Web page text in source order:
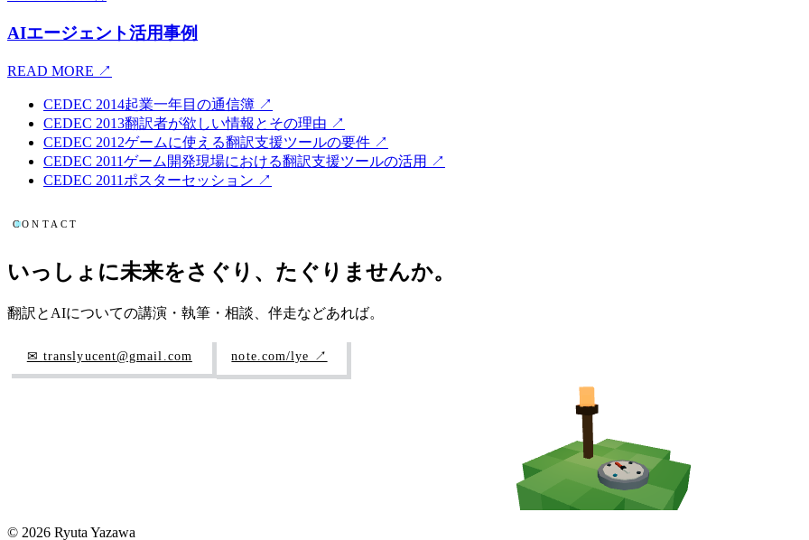
AIエージェント活用事例
READ MORE ↗
CEDEC 2014起業一年目の通信簿 ↗
CEDEC 2013翻訳者が欲しい情報とその理由 ↗
CEDEC 2012ゲームに使える翻訳支援ツールの要件 ↗
CEDEC 2011ゲーム開発現場における翻訳支援ツールの活用 ↗
CEDEC 2011 ポスターセッション ↗
CONTACT
いっしょに未来をさぐり、たぐりませんか。
翻訳とAIについての講演・執筆・相談、伴走などあれば。
✉ translyucent@gmail.com note.com/lye ↗
© 2026 Ryuta Yazawa